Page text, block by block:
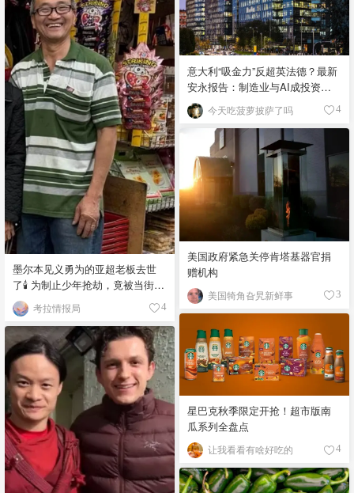
意大利“吸金力”反超英法德？最新
安永报告：制造业与AI成投资新
宠！ 今天吃菠萝披萨了吗 4
墨尔本见义勇为的亚超老板去世
了🕯️ 为制止少年抢劫，竟被当街围
殴致死！考拉情报局 4
美国政府紧急关停肯塔基器官捐
赠机构
美国犄角旮旯新鲜事 3
星巴克秋季限定开抢！超市版南
瓜系列全盘点
让我看看有啥好吃的 4